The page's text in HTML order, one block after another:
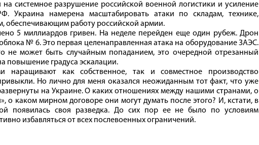
на системное разрушение российской военной логистики и усиление
Украина намерена масштабировать атаки по складам, технике,
обеспечивающим работу российской армии.
5 миллиардов гривен. На неделе перейден еще один рубеж. Дрон
№ 6. Это первая целенаправленная атака на оборудование ЗАЭС.
не может быть случайным попаданием, это очередной отрезанный
повышение градуса эскалации.
как собственное, так и совместное производство
Но лично для меня оказался неожиданным тот факт, что уже
на Украине. О каких отношениях между нашими странами, о
о каком мирном договоре они могут думать после этого? И, кстати, в
появилась своя разведка. До сих пор ее не было по условиям
избавляться от всех послевоенных ограничений.